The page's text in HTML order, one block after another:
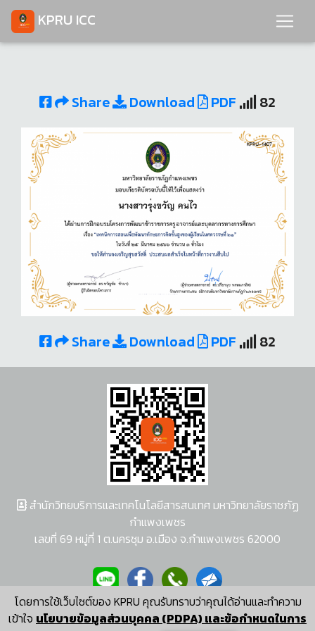
KPRU ICC
Share Download PDF 82
Share Download PDF 82
โดยการใช้เว็บไซต์ของ KPRU คุณรับทราบว่าคุณได้อ่านและทำความ
เข้าใจ นโยบายข้อมูลส่วนบุคคล (PDPA) และข้อกำหนดในการ
สำนักวิทยบริการและเทคโนโลยีสารสนเทศ มหาวิทยาลัยราชภัฏ
กำแพงเพชร
เลขที่ 69 หมู่ที่ 1 ต.นครชุม อ.เมือง จ.กำแพงเพชร 62000
ผู้พัฒนาระบบ อนุชา พวงผกา